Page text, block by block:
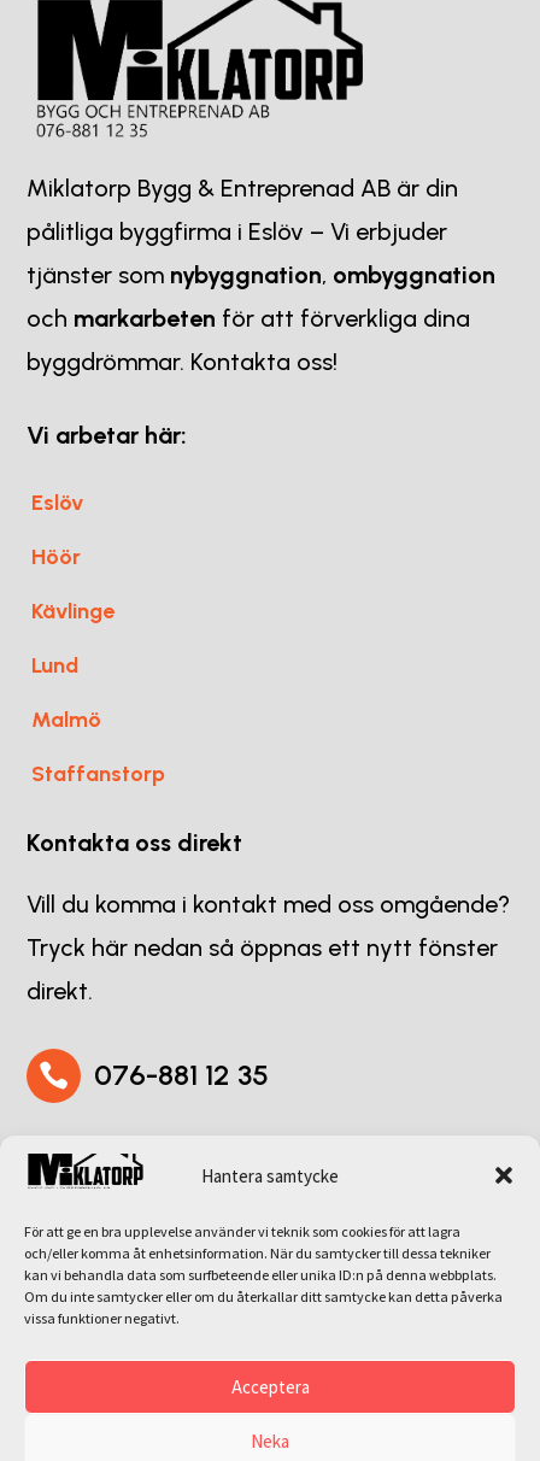
Hantera samtycke
För att ge en bra upplevelse använder vi teknik som cookies för att lagra
och/eller komma åt enhetsinformation. När du samtycker till dessa tekniker
kan vi behandla data som surfbeteende eller unika ID:n på denna webbplats.
Om du inte samtycker eller om du återkallar ditt samtycke kan detta påverka
vissa funktioner negativt.
Acceptera
Neka
Miklatorp Bygg & Entreprenad AB är din
pålitliga byggfirma i Eslöv – Vi erbjuder
tjänster som nybyggnation, ombyggnation
och markarbeten för att förverkliga dina
byggdrömmar. Kontakta oss!
Vi arbetar här:
Eslöv
Höör
Kävlinge
Lund
Malmö
Staffanstorp
Kontakta oss direkt
Vill du komma i kontakt med oss omgående?
Tryck här nedan så öppnas ett nytt fönster
direkt.
 076-881 12 35
 miklatorp911@hotmail.com
Adress